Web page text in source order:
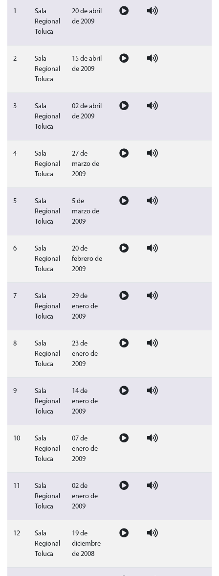
1
Sala
Regional
Toluca
20 de abril
de 2009
Video sesión publica del 20 de
Audio sesión publica del
2
Sala
Regional
Toluca
15 de abril
de 2009
Video sesión publica del 15 de
Audio sesión publica del
3
Sala
Regional
Toluca
02 de abril
de 2009
Video sesión publica del 02 de
Audio sesión publica del
4
Sala
Regional
Toluca
27 de
marzo de
2009
Video sesión publica del 27 de
Audio sesión publica del
5
Sala
Regional
Toluca
5 de
marzo de
2009
Video sesión publica del 5 de
Audio sesión publica del
6
Sala
Regional
Toluca
20 de
febrero de
2009
Video sesión publica del 20 de
Audio sesión publica del
7
Sala
Regional
Toluca
29 de
enero de
2009
Video sesión publica del 29 de
Audio sesión publica del
8
Sala
Regional
Toluca
23 de
enero de
2009
Video sesión publica del 23 de
Audio sesión publica del
9
Sala
Regional
Toluca
14 de
enero de
2009
Video sesión publica del 14 de
Audio sesión publica del
10
Sala
Regional
Toluca
07 de
enero de
2009
Video sesión publica del 07 de
Audio sesión publica del
11
Sala
Regional
Toluca
02 de
enero de
2009
Video sesión publica del 02 de
Audio sesión publica del
12
Sala
Regional
Toluca
19 de
diciembre
de 2008
Video sesión publica del 19 de
Audio sesión publica del